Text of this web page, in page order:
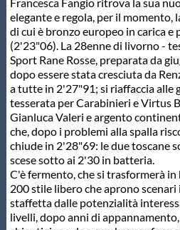
Flash News
Galleria fotografica
Videogallery
Intranet
Webmail
elegante e regola, per il momento,
di cui è bronzo europeo in carica
(2'23"06). La 28enne di livorno -
Sport Rane Rosse, preparata da
dopo essere stata cresciuta da
a tutte in 2'27"91; si riaffaccia alle
tesserata per Carabinieri e Virtus
Gianluca Valeri e argento
che, dopo i problemi alla spalla
chiude in 2'28"69: le due toscane
scese sotto ai 2'30 in batteria.
C'è fermento, che si trasformerà
200 stile libero che aprono
staffetta dalle potenzialità
livelli, dopo anni di